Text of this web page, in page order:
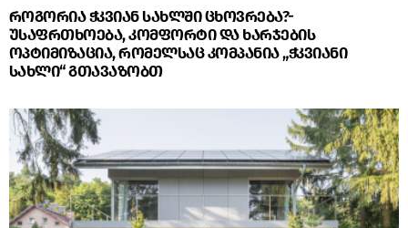
როგორია ჭკვიან სახლში ცხოვრება?-
უსაფრთხოება, კომფორტი და ხარჯების
ოპტიმიზაცია, რომელსაც კომპანია „ჭკვიანი
სახლი“ გთავაზობთ